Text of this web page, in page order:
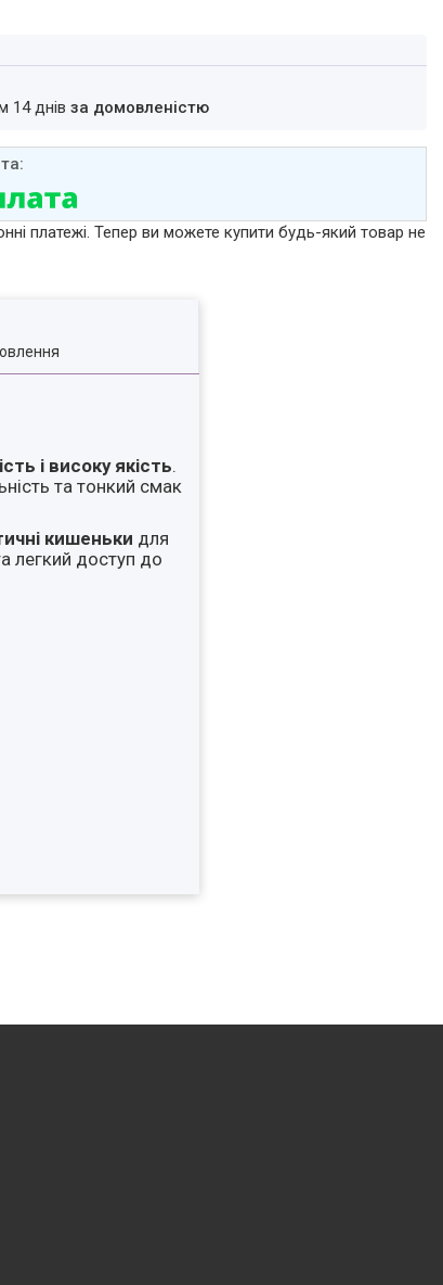
14 днівза домовленістю
платежі. Тепер ви можете купити будь-який товар не
і високу якість.
та тонкий смак
кишеньки для
легкий доступ до